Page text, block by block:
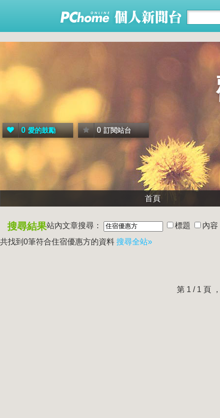
0 愛的鼓勵 0 訂閱站台
首頁
搜尋結果站內文章搜尋： 標題
內容
共找到0筆符合住宿優惠方的資料 搜尋全站»
第 1 / 1